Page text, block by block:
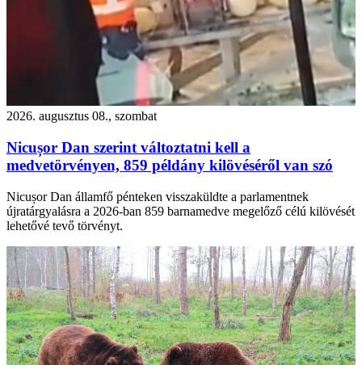
2026. augusztus 08., szombat
Nicușor Dan szerint változtatni kell a
medvetörvényen, 859 példány kilövéséről van szó
Nicușor Dan államfő pénteken visszaküldte a parlamentnek
újratárgyalásra a 2026-ban 859 barnamedve megelőző célú kilövését
lehetővé tevő törvényt.